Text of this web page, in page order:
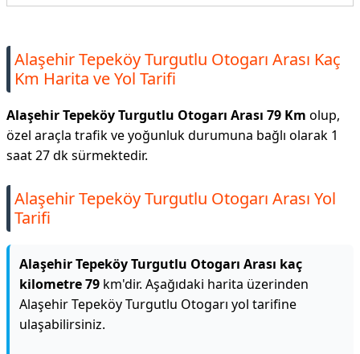
Alaşehir Tepeköy Turgutlu Otogarı Arası Kaç
Km Harita ve Yol Tarifi
Alaşehir Tepeköy Turgutlu Otogarı Arası 79 Km olup,
özel araçla trafik ve yoğunluk durumuna bağlı olarak 1
saat 27 dk sürmektedir.
Alaşehir Tepeköy Turgutlu Otogarı Arası Yol
Tarifi
Alaşehir Tepeköy Turgutlu Otogarı Arası kaç
kilometre 79 km'dir. Aşağıdaki harita üzerinden
Alaşehir Tepeköy Turgutlu Otogarı yol tarifine
ulaşabilirsiniz.